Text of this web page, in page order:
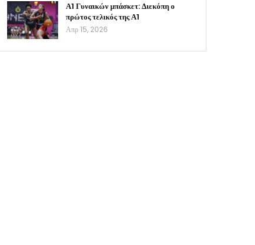
Α1 Γυναικών μπάσκετ: Διεκόπη ο
πρώτος τελικός της Α1
Απρ 15, 2026